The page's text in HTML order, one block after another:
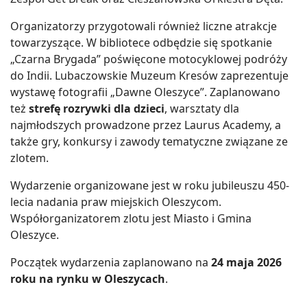
Organizatorzy przygotowali również liczne atrakcje
towarzyszące. W bibliotece odbędzie się spotkanie
„Czarna Brygada” poświęcone motocyklowej podróży
do Indii. Lubaczowskie Muzeum Kresów zaprezentuje
wystawę fotografii „Dawne Oleszyce”. Zaplanowano
też strefę rozrywki dla dzieci, warsztaty dla
najmłodszych prowadzone przez Laurus Academy, a
także gry, konkursy i zawody tematyczne związane ze
zlotem.
Wydarzenie organizowane jest w roku jubileuszu 450-
lecia nadania praw miejskich Oleszycom.
Współorganizatorem zlotu jest Miasto i Gmina
Oleszyce.
Początek wydarzenia zaplanowano na 24 maja 2026
roku na rynku w Oleszycach.